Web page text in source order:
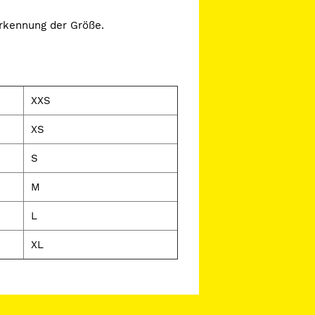
der Größe.
XXS
XS
S
M
L
XL